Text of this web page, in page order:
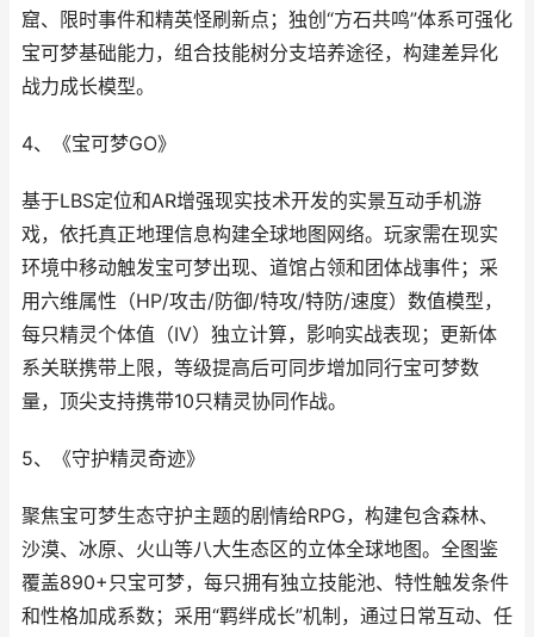
窟、限时事件和精英怪刷新点；独创“方石共鸣”体系可强化
宝可梦基础能力，组合技能树分支培养途径，构建差异化
战力成长模型。
4、《宝可梦GO》
基于LBS定位和AR增强现实技术开发的实景互动手机游
戏，依托真正地理信息构建全球地图网络。玩家需在现实
环境中移动触发宝可梦出现、道馆占领和团体战事件；采
用六维属性（HP/攻击/防御/特攻/特防/速度）数值模型，
每只精灵个体值（IV）独立计算，影响实战表现；更新体
系关联携带上限，等级提高后可同步增加同行宝可梦数
量，顶尖支持携带10只精灵协同作战。
5、《守护精灵奇迹》
聚焦宝可梦生态守护主题的剧情给RPG，构建包含森林、
沙漠、冰原、火山等八大生态区的立体全球地图。全图鉴
覆盖890+只宝可梦，每只拥有独立技能池、特性触发条件
和性格加成系数；采用“羁绊成长”机制，通过日常互动、任